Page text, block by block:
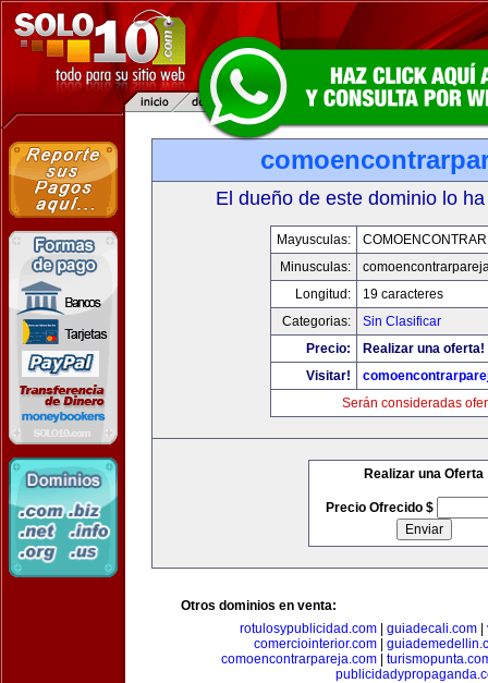
El dueño de este dominio lo
Mayusculas:
Minusculas:
Longitud:
19 caracteres
Categorias:
Sin Clasificar
Precio:
Realizar una oferta!
Visitar!
Serán consideradas
Realizar una Oferta
Precio Ofrecido $
Otros dominios en venta:
rotulosypublicidad.com
guiadecali.com
comerciointerior.com
comoencontrarpareja.com